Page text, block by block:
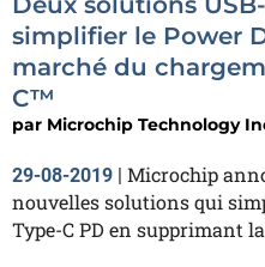
simplifier le Power
marché du
C™
par Microchip Technology
29-08-2019 | Microchip
nouvelles solutions qui
Type-C PD en supprimant